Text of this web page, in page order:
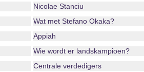
Nicolae Stanciu
Wat met Stefano Okaka?
Appiah
Wie wordt er landskampioen?
Centrale verdedigers